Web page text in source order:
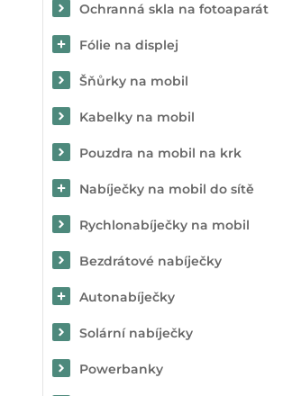
Ochranná skla na fotoaparát
Fólie na displej
Šňůrky na mobil
Kabelky na mobil
Pouzdra na mobil na krk
Nabíječky na mobil do sítě
Rychlonabíječky na mobil
Bezdrátové nabíječky
Autonabíječky
Solární nabíječky
Powerbanky